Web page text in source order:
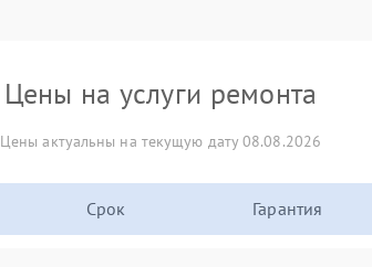
Цены на услуги ремонта
Цены актуальны на текущую дату 08.08.2026
Срок Гарантия